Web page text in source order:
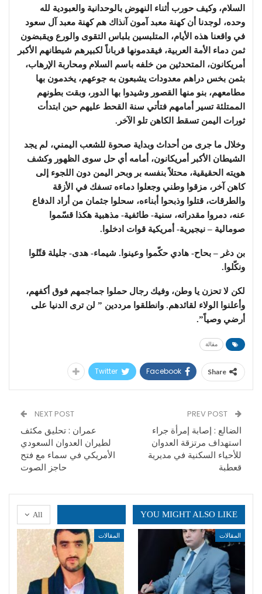
السلام، وكيف حورب أثناء النهوض بالوحدانية والعبودية لله
وحده، لوجدنا أن كهنة معبد آمون آنذاك هم كهنة معبد آل سعود
في واقعنا هذه الأيام، المتلبسين بلباس التقوى والورع ويقبضون
ثمن دماء الأمة العربية، فيقدمونها قرباناً لكبيرهم شيطانهم الأكبر
أمريكانون، المتحدثين من خلفه باسم السلام ومحاربة الإرهاب،
بثمن بخس دراهم معدودات يشبعون به جوعهم، يخدمون بها
مطامعهم، بنو منها القصور وشيدوا بها الدور، وبقت بطونهم
الممتلئة تسير أمامهم فتأتي سنة القحط عليهم حين ابتدأت
ثورات اليمن تسقط الكاهن تلو الآخر.
وخلال ما جرى من أحداث وبداية صحوة للشعب اليمني، لم يجد
الشيطان الأكبر أمريكانون، أمامه أي حل سوى الظهور وكشف
هويته الحقيقية، محتلاً بنفسه بر وبحر اليمن دون اللجوء إلى
كاهن آخر، مزقوا وطني وجعلوا دماءه تسفك في الأزقة
والطرقات، قتلوا وذبحوا أبناءه، سحلوا جثمان من أراد الدفاع
عنه، دمروا مقدراته، سنية- طائفية- مذهبية هكذا قسّموا
صومالية – نيجيرية- أمريكية قوات ادخلوا.
بن دغر – بحاح- هادي حكّموا وعينوا. شيماء- هدى- جليلة قتّلوا
ونكّلوا.
لكن لا تحزن يا وطن، وفيك رجال حملوا جماجمهم فوق أكفهم،
وأعلنوا الولاء لقائدهم. وانطلقوا مرددين ” لن ترى الدنيا على
أرضي وصياً”.
مقالة
Share
Facebook
Twitter
الضالع : إصابة إمرأة جراء
استهداف مرتزقة العدوان
للأحياء السكنية في مديرية
قعطبة
NEXT POST
عمران : تحليق مكثف
لطيران العدوان السعودي
الأمريكي في سماء مع فتح
حاجز الصوت
All YOU MIGHT ALSO LIKE
المقالات المقالات